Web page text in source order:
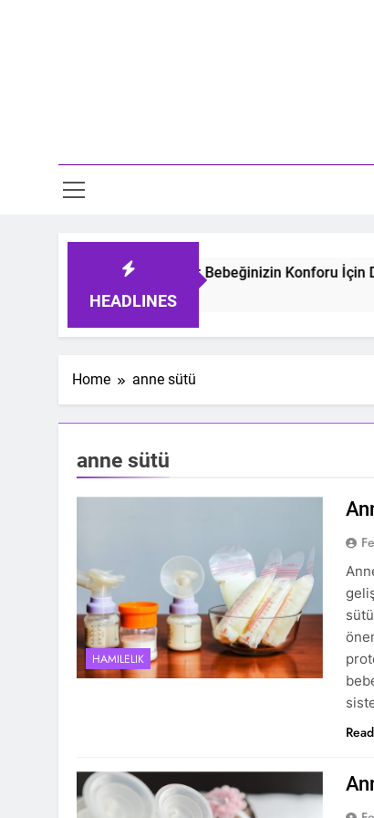
HEADLINES
Bebek Uyku Tulumları: Bebeğinizin Konforu İçin
Home anne sütü
anne sütü
HAMILELIK